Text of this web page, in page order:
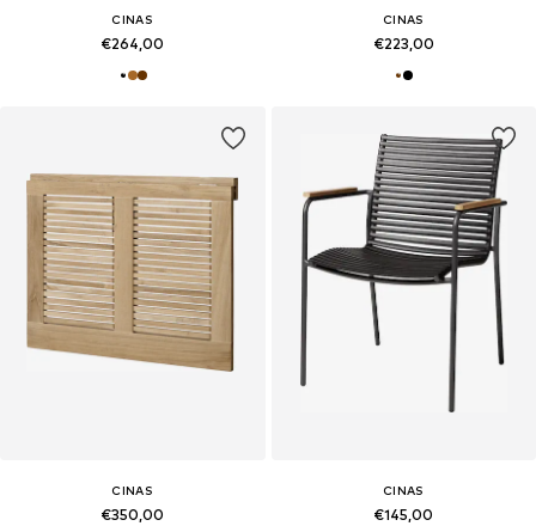
CINAS
€264,00
CINAS
€223,00
CINAS
€350,00
CINAS
€145,00